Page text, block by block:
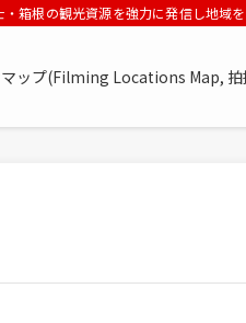
箱根の観光資源を強力に発信し地域
ップ(Filming Locations Map, 拍